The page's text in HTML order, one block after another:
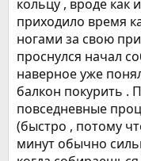
кольцу , вроде как
приходило время
ногами за свою
проснулся начал
наверное уже
балкон покурить .
повседневные
(быстро , потому
минут обычно